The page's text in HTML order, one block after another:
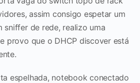
assim consigo espetar um
sniffer de rede, realizo uma
provo que o DHCP discover está
espelhada, notebook conectado